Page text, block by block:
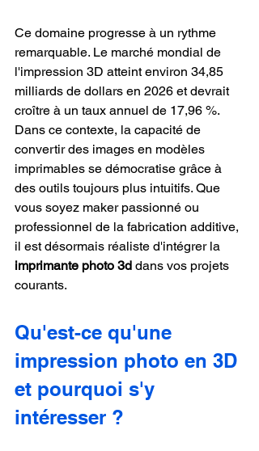
Ce domaine progresse à un rythme
remarquable. Le marché mondial de
l'impression 3D atteint environ 34,85
milliards de dollars en 2026 et devrait
croître à un taux annuel de 17,96 %.
Dans ce contexte, la capacité de
convertir des images en modèles
imprimables se démocratise grâce à
des outils toujours plus intuitifs. Que
vous soyez maker passionné ou
professionnel de la fabrication additive,
il est désormais réaliste d'intégrer la
imprimante photo 3d dans vos projets
courants.
Qu'est-ce qu'une
impression photo en 3D
et pourquoi s'y
intéresser ?